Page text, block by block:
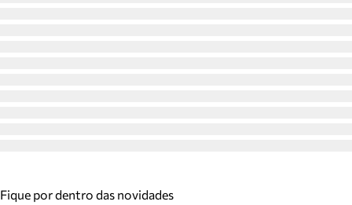
Fique por dentro das novidades